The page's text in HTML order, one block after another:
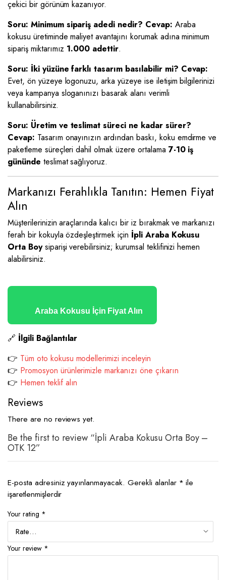
çekici bir görünüm kazanıyor.
Soru: Minimum sipariş adedi nedir? Cevap: Araba
kokusu üretiminde maliyet avantajını korumak adına minimum
sipariş miktarımız 1.000 adettir.
Soru: İki yüzüne farklı tasarım basılabilir mi? Cevap:
Evet, ön yüzeye logonuzu, arka yüzeye ise iletişim bilgilerinizi
veya kampanya sloganınızı basarak alanı verimli
kullanabilirsiniz.
Soru: Üretim ve teslimat süreci ne kadar sürer?
Cevap: Tasarım onayınızın ardından baskı, koku emdirme ve
paketleme süreçleri dahil olmak üzere ortalama 7-10 iş
gününde teslimat sağlıyoruz.
Markanızı Ferahlıkla Tanıtın: Hemen Fiyat
Alın
Müşterilerinizin araçlarında kalıcı bir iz bırakmak ve markanızı
ferah bir kokuyla özdeşleştirmek için İpli Araba Kokusu
Orta Boysiparişi verebilirsiniz; kurumsal teklifinizi hemen
alabilirsiniz.
Araba Kokusu İçin Fiyat Alın
🔗 İlgili Bağlantılar
👉 Tüm oto kokusu modellerimizi inceleyin
👉 Promosyon ürünlerimizle markanızı öne çıkarın
👉 Hemen teklif alın
Reviews
There are no reviews yet.
Be the first to review “İpli Araba Kokusu Orta Boy –
OTK 12”
E-posta adresiniz yayınlanmayacak. Gerekli alanlar * ile
işaretlenmişlerdir
Your rating *
Your review *